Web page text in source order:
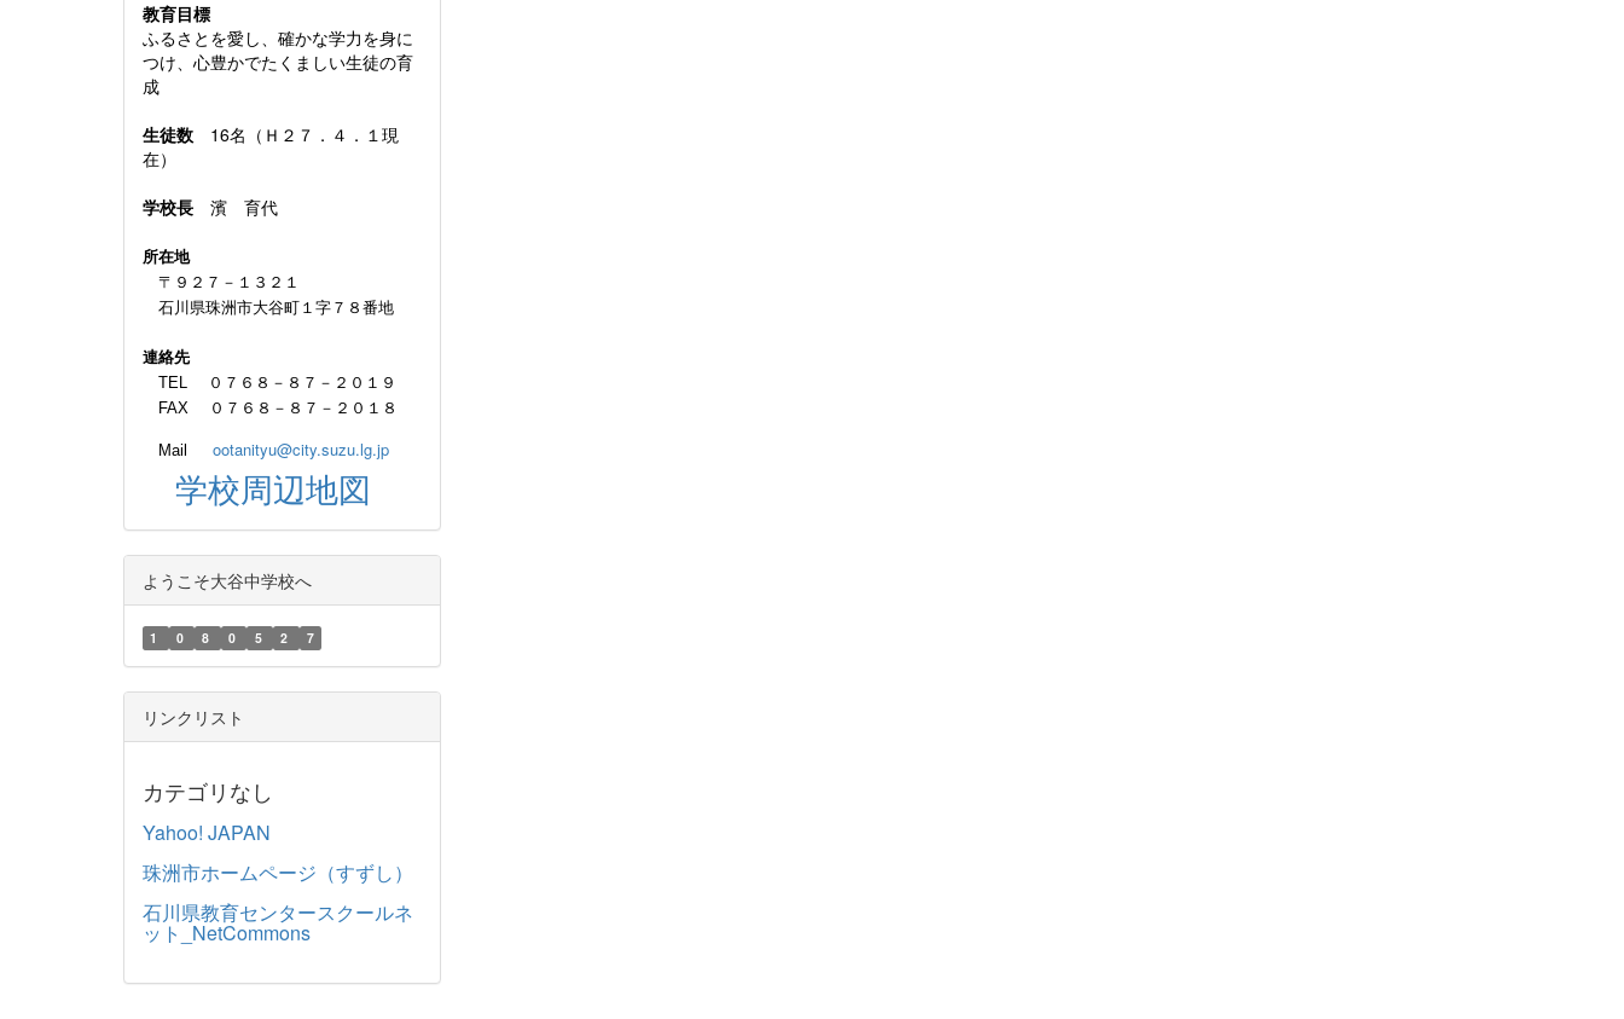
教育目標
ふるさとを愛し、確かな学力を身に
つけ、心豊かでたくましい生徒の育
成
生徒数 16名（Ｈ２７．４．１現
在）
学校長 濱 育代
所在地
〒９２７－１３２１
石川県珠洲市大谷町１字７８番地
連絡先
TEL ０７６８－８７－２０１９
FAX ０７６８－８７－２０１８
Mail ootanityu@city.suzu.lg.jp
学校周辺地図
ようこそ大谷中学校へ
1 0 8 0 5 2 7
リンクリスト
カテゴリなし
Yahoo! JAPAN
珠洲市ホームページ（すずし）
石川県教育センタースクールネ
ット_NetCommons